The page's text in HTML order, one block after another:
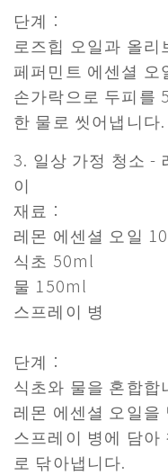
단계：
로즈힙 오일과 올
페퍼민트 에센셜 오
손가락으로 두피를
한 물로 씻어냅니다.
3. 일상 가정 청소 -
이
재료：
레몬 에센셜 오일
식초 50ml
물 150ml
스프레이 병
단계：
식초와 물을 혼합합
레몬 에센셜 오일을
스프레이 병에 담아
로 닦아냅니다.